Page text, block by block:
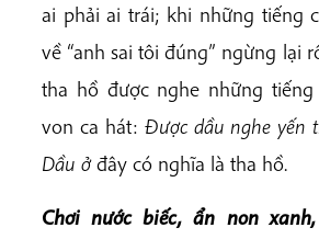
ai phải ai trái; khi những tiếng
về “anh sai tôi đúng” ngừng lại
tha hồ được nghe những
von ca hát: Được dầu nghe yến
Dầu ởđây có nghĩa là tha hồ.
Chơi nước biếc, ẩn non